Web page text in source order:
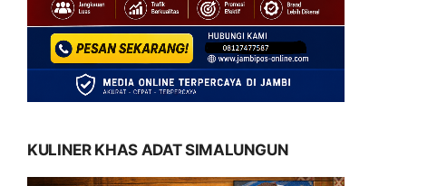
KULINER KHAS ADAT SIMALUNGUN